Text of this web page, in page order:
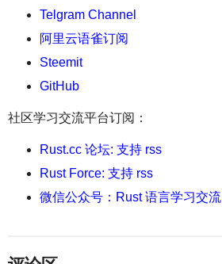
Telgram Channel
阿里云语雀订阅
Steemit
GitHub
社区学习交流平台订阅：
Rust.cc 论坛: 支持 rss
Rust Force: 支持 rss
微信公众号：Rust 语言学习交流